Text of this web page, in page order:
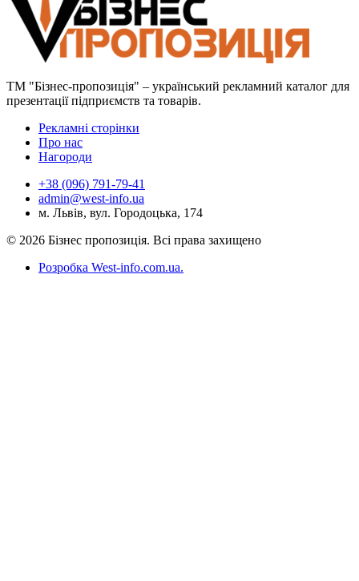
ТМ "Бізнес-пропозиція" – український рекламний каталог для
презентації підприємств та товарів.
Рекламні сторінки
Про нас
Нагороди
+38 (096) 791-79-41
admin@west-info.ua
м. Львів, вул. Городоцька, 174
© 2026 Бізнес пропозиція. Всі права захищено
Розробка West-info.com.ua.